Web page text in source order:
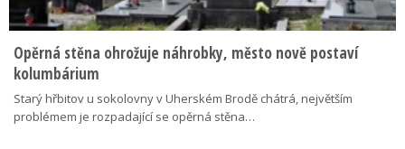
Opěrná stěna ohrožuje náhrobky, město nově postaví
kolumbárium
Starý hřbitov u sokolovny v Uherském Brodě chátrá, největším
problémem je rozpadající se opěrná stěna…